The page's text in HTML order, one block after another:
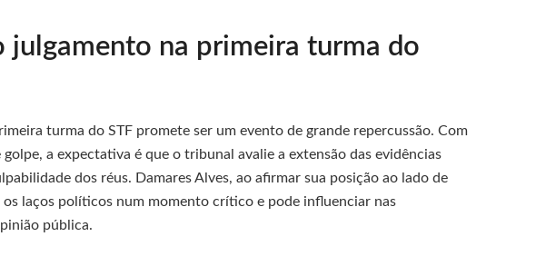
julgamento na primeira turma do
turma do STF promete ser um evento de grande repercussão. Com
a expectativa é que o tribunal avalie a extensão das evidências
dos réus. Damares Alves, ao afirmar sua posição ao lado de
laços políticos num momento crítico e pode influenciar nas
pública.